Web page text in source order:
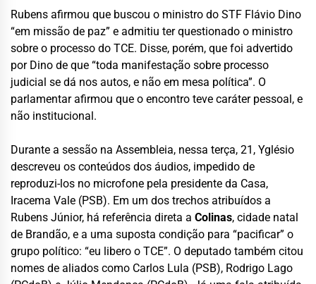
Rubens afirmou que buscou o ministro do STF Flávio Dino
“em missão de paz” e admitiu ter questionado o ministro
sobre o processo do TCE. Disse, porém, que foi advertido
por Dino de que “toda manifestação sobre processo
judicial se dá nos autos, e não em mesa política”. O
parlamentar afirmou que o encontro teve caráter pessoal, e
não institucional.
Durante a sessão na Assembleia, nessa terça, 21, Yglésio
descreveu os conteúdos dos áudios, impedido de
reproduzi-los no microfone pela presidente da Casa,
Iracema Vale (PSB). Em um dos trechos atribuídos a
Rubens Júnior, há referência direta a Colinas, cidade natal
de Brandão, e a uma suposta condição para “pacificar” o
grupo político: “eu libero o TCE”. O deputado também citou
nomes de aliados como Carlos Lula (PSB), Rodrigo Lago